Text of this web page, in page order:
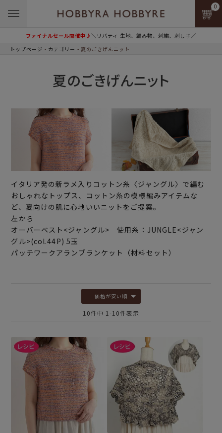
ファイナルセール開催中♪＼リバティ 生地、編み物、刺繍、刺し子／
0
トップページ カテゴリー 夏のごきげんニット
夏のごきげんニット
イタリア発の新ラメ入りコットン糸〈ジャングル〉で編む
おしゃれなトップス、コットン糸の模様編みアイテムな
ど、夏向けの肌に心地いいニットをご提案。
左から
オーバーベスト<ジャングル> 使用糸：JUNGLE<ジャン
グル>(col.44P) 5玉
パッチワークアランブランケット（材料セット）
価格が安い順
10件中 1 -10件表示